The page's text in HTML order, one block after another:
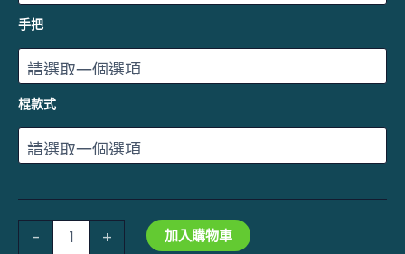
手把
棍款式
- + 加入購物車